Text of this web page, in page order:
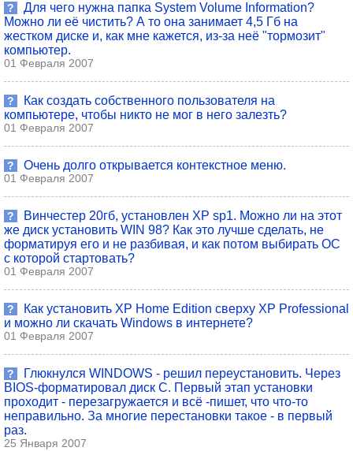
?
Для чего нужна папка System Volume Information?
Можно ли её чистить? А то она занимает 4,5 Гб на
жестком диске и, как мне кажется, из-за неё "тормозит"
компьютер.
01 Февраля 2007
?
Как создать собственного пользователя на
компьютере, чтобы никто не мог в него залезть?
01 Февраля 2007
? Очень долго открывается контекстное меню.
01 Февраля 2007
?
Винчестер 20гб, установлен XP sp1. Можно ли на этот
же диск установить WIN 98? Как это лучше сделать, не
форматируя его и не разбивая, и как потом выбирать ОС
с которой стартовать?
01 Февраля 2007
?
Как установить XP Home Edition сверху XP Professional
и можно ли скачать Windows в интернете?
01 Февраля 2007
?
Глюкнулся WINDOWS - решил переустановить. Через
BIOS-форматировал диск С. Первый этап установки
проходит - перезагружается и всё -пишет, что что-то
неправильно. За многие перестановки такое - в первый
раз.
25 Января 2007